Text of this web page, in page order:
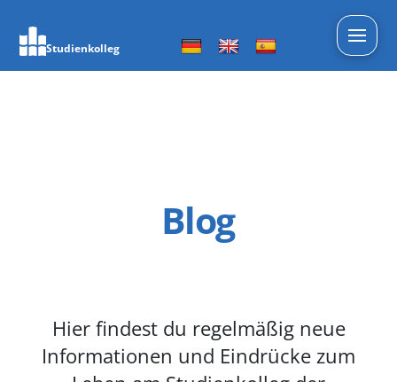
Studienkolleg
Blog
Hier findest du regelmäßig neue
Informationen und Eindrücke zum